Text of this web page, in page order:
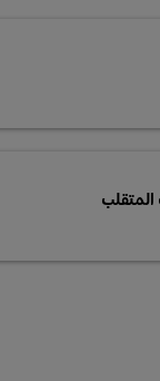
المتقلب